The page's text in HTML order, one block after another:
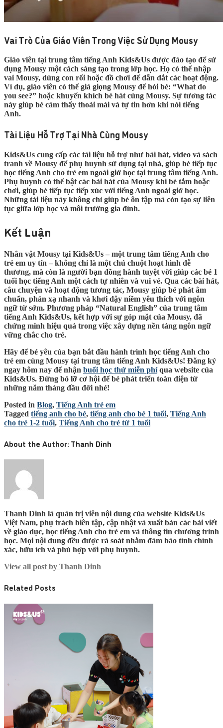
Vai Trò Của Giáo Viên Trong Việc Sử Dụng Mousy
Giáo viên tại trung tâm tiếng Anh Kids&Us được đào tạo để sử
dụng Mousy một cách sáng tạo trong lớp học. Họ có thể nhập
vai Mousy, dùng con rối hoặc đồ chơi để dẫn dắt các hoạt động.
Ví dụ, giáo viên có thể giả giọng Mousy để hỏi bé: “What do
you see?” hoặc khuyến khích bé hát cùng Mousy. Sự tương tác
này giúp bé cảm thấy thoải mái và tự tin hơn khi nói tiếng
Anh.
Tài Liệu Hỗ Trợ Tại Nhà Cùng Mousy
Kids&Us cung cấp các tài liệu hỗ trợ như bài hát, video và sách
tranh về Mousy để phụ huynh sử dụng tại nhà, giúp bé tiếp tục
học tiếng Anh cho trẻ em ngoài giờ học tại trung tâm tiếng Anh.
Phụ huynh có thể bật các bài hát của Mousy khi bé tắm hoặc
chơi, giúp bé tiếp tục tiếp xúc với tiếng Anh ngoài giờ học.
Những tài liệu này không chỉ giúp bé ôn tập mà còn tạo sự liên
tục giữa lớp học và môi trường gia đình.
Kết Luận
Nhân vật Mousy tại Kids&Us – một trung tâm tiếng Anh cho
trẻ em uy tín – không chỉ là một chú chuột hoạt hình dễ
thương, mà còn là người bạn đồng hành tuyệt vời giúp các bé 1
tuổi học tiếng Anh một cách tự nhiên và vui vẻ. Qua các bài hát,
câu chuyện và hoạt động tương tác, Mousy giúp bé phát âm
chuẩn, phản xạ nhanh và khơi dậy niềm yêu thích với ngôn
ngữ từ sớm. Phương pháp “Natural English” của trung tâm
tiếng Anh Kids&Us, kết hợp với sự góp mặt của Mousy, đã
chứng minh hiệu quả trong việc xây dựng nền tảng ngôn ngữ
vững chắc cho trẻ.
Hãy để bé yêu của bạn bắt đầu hành trình học tiếng Anh cho
trẻ em cùng Mousy tại trung tâm tiếng Anh Kids&Us! Đăng ký
ngay hôm nay để nhận buổi học thử miễn phíqua website của
Kids&Us. Đừng bỏ lỡ cơ hội để bé phát triển toàn diện từ
những năm tháng đầu đời nhé!
Posted in Blog, Tiếng Anh trẻ em
Tagged tiếng anh cho bé, tiếng anh cho bé 1 tuổi, Tiếng Anh
cho trẻ 1-2 tuổi, Tiếng Anh cho trẻ từ 1 tuổi
About the Author: Thanh Dinh
Thanh Dinh là quản trị viên nội dung của website Kids&Us
Việt Nam, phụ trách biên tập, cập nhật và xuất bản các bài viết
về giáo dục, học tiếng Anh cho trẻ em và thông tin chương trình
học. Mọi nội dung đều được rà soát nhằm đảm bảo tính chính
xác, hữu ích và phù hợp với phụ huynh.
View all post by Thanh Dinh
Related Posts